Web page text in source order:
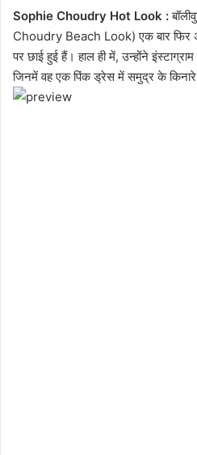
Sophie Choudry Hot Look :
Choudry Beach Look) एक बार फिर
पर छाई हुई हैं। हाल ही में, उन्होंने
जिनमें वह एक पिंक ड्रेस में समुद्र के किनारे